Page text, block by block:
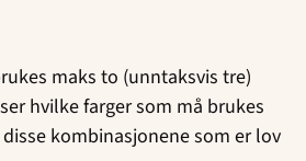
maks to (unntaksvis tre)
hvilke farger som må brukes
kombinasjonene som er lov